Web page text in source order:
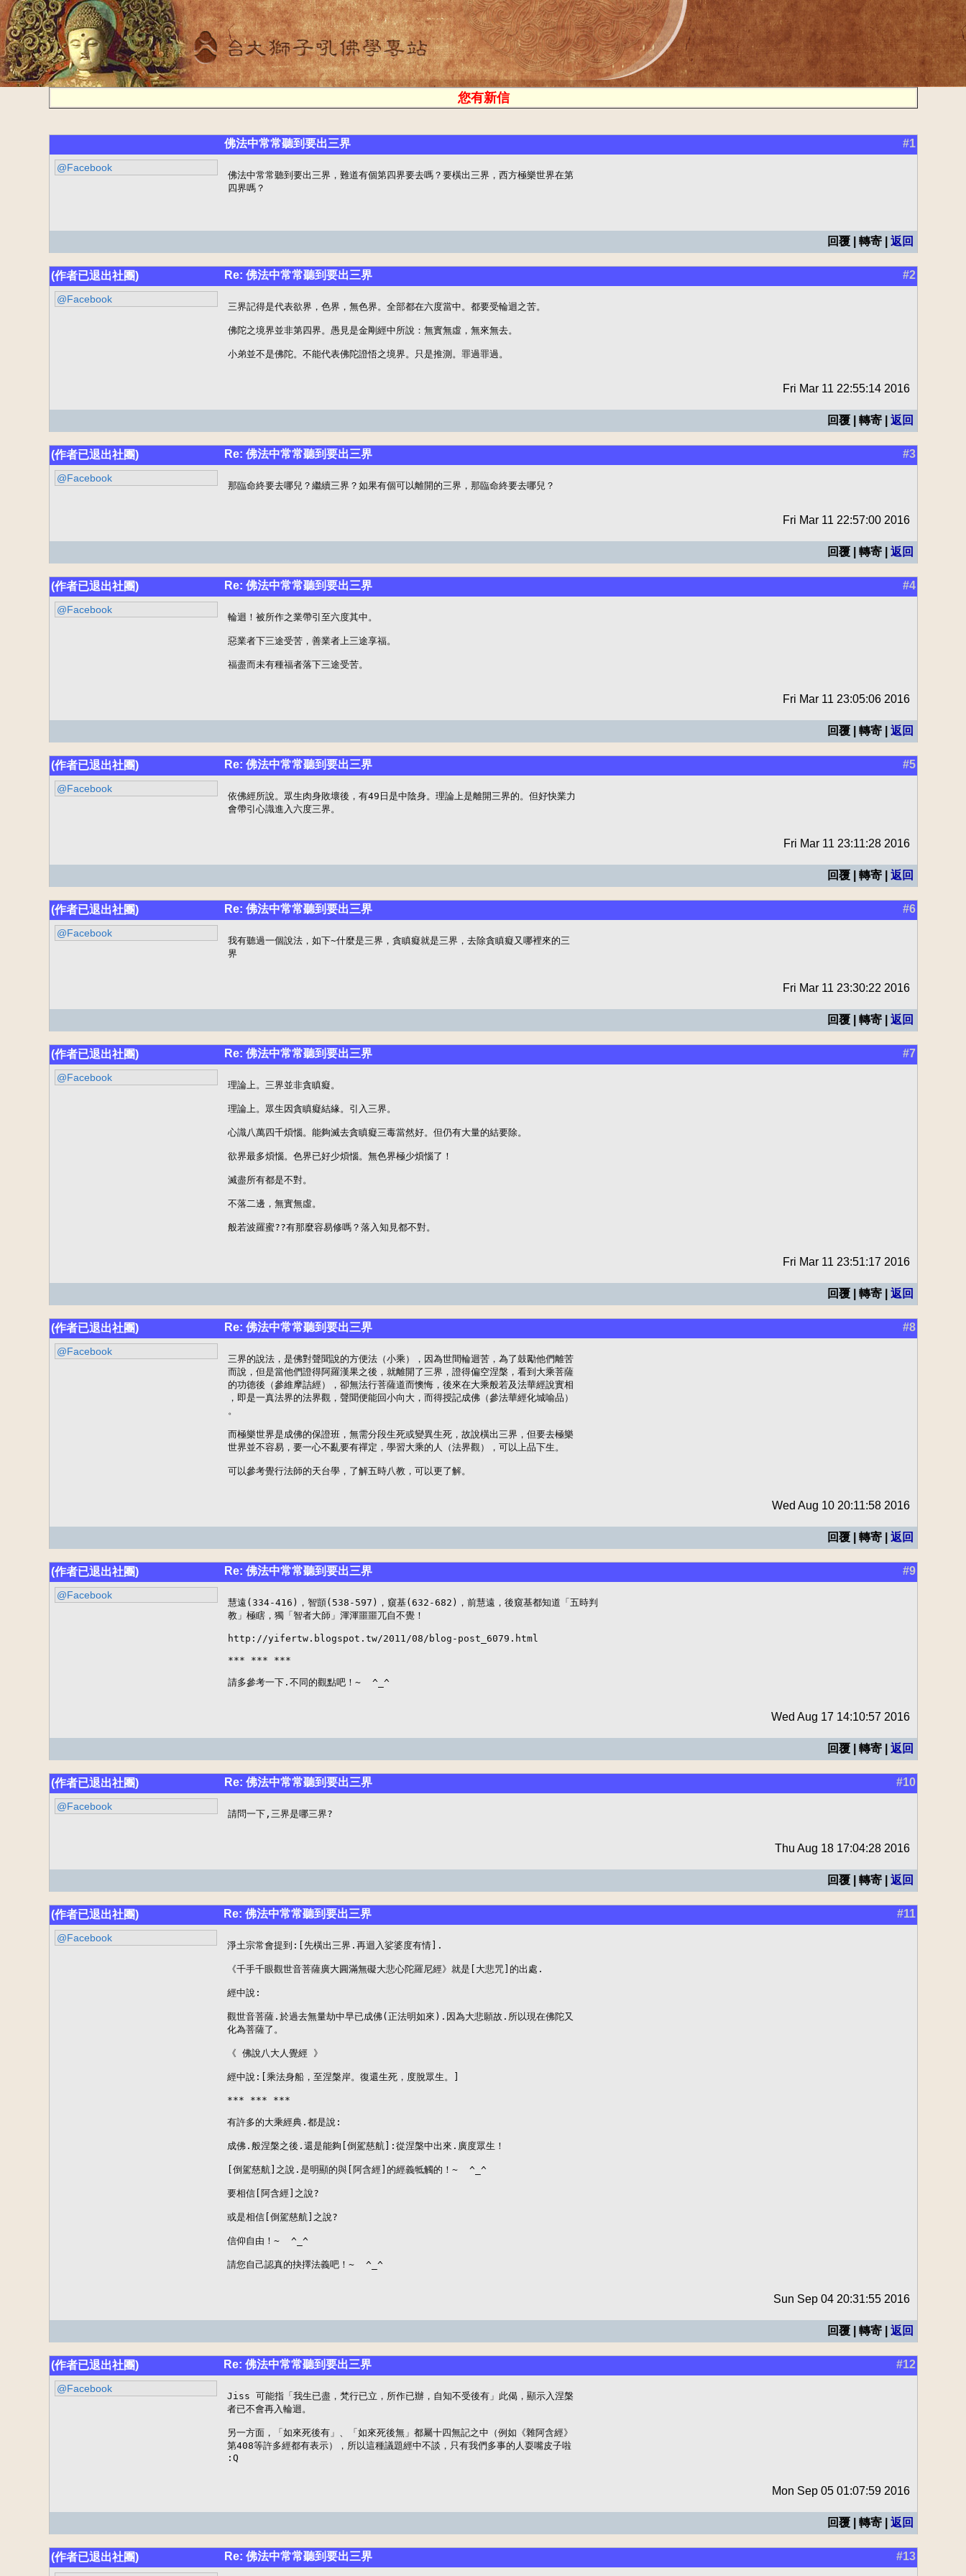
您有新信
佛法中常常聽到要出三界 #1
@Facebook
佛法中常常聽到要出三界，難道有個第四界要去嗎？要橫出三界，西方極樂世界在第
四界嗎？
回覆 | 轉寄 | 返回
(作者已退出社團) Re: 佛法中常常聽到要出三界 #2
@Facebook
三界記得是代表欲界，色界，無色界。全部都在六度當中。都要受輪迴之苦。
佛陀之境界並非第四界。愚見是金剛經中所說：無實無虛，無來無去。
小弟並不是佛陀。不能代表佛陀證悟之境界。只是推測。罪過罪過。
Fri Mar 11 22:55:14 2016
回覆 | 轉寄 | 返回
(作者已退出社團) Re: 佛法中常常聽到要出三界 #3
@Facebook
那臨命終要去哪兒？繼續三界？如果有個可以離開的三界，那臨命終要去哪兒？
Fri Mar 11 22:57:00 2016
回覆 | 轉寄 | 返回
(作者已退出社團) Re: 佛法中常常聽到要出三界 #4
@Facebook
輪迴！被所作之業帶引至六度其中。
惡業者下三途受苦，善業者上三途享福。
福盡而未有種福者落下三途受苦。
Fri Mar 11 23:05:06 2016
回覆 | 轉寄 | 返回
(作者已退出社團) Re: 佛法中常常聽到要出三界 #5
@Facebook
依佛經所說。眾生肉身敗壞後，有49日是中陰身。理論上是離開三界的。但好快業力
會帶引心識進入六度三界。
Fri Mar 11 23:11:28 2016
回覆 | 轉寄 | 返回
(作者已退出社團) Re: 佛法中常常聽到要出三界 #6
@Facebook
我有聽過一個說法，如下~什麼是三界，貪瞋癡就是三界，去除貪瞋癡又哪裡來的三
界
Fri Mar 11 23:30:22 2016
回覆 | 轉寄 | 返回
(作者已退出社團) Re: 佛法中常常聽到要出三界 #7
@Facebook
理論上。三界並非貪瞋癡。
理論上。眾生因貪瞋癡結緣。引入三界。
心識八萬四千煩惱。能夠滅去貪瞋癡三毒當然好。但仍有大量的結要除。
欲界最多煩惱。色界已好少煩惱。無色界極少煩惱了！
滅盡所有都是不對。
不落二邊，無實無虛。
般若波羅蜜??有那麼容易修嗎？落入知見都不對。
Fri Mar 11 23:51:17 2016
回覆 | 轉寄 | 返回
(作者已退出社團) Re: 佛法中常常聽到要出三界 #8
@Facebook
三界的說法，是佛對聲聞說的方便法（小乘），因為世間輪迴苦，為了鼓勵他們離苦
而說，但是當他們證得阿羅漢果之後，就離開了三界，證得偏空涅槃，看到大乘菩薩
的功德後（參維摩詰經），卻無法行菩薩道而懊悔，後來在大乘般若及法華經說實相
，即是一真法界的法界觀，聲聞便能回小向大，而得授記成佛（參法華經化城喻品）
。
而極樂世界是成佛的保證班，無需分段生死或變異生死，故說橫出三界，但要去極樂
世界並不容易，要一心不亂要有禪定，學習大乘的人（法界觀），可以上品下生。
可以參考覺行法師的天台學，了解五時八教，可以更了解。
Wed Aug 10 20:11:58 2016
回覆 | 轉寄 | 返回
(作者已退出社團) Re: 佛法中常常聽到要出三界 #9
@Facebook
慧遠(334-416)，智顗(538-597)，窺基(632-682)，前慧遠，後窺基都知道「五時判
教」極瞎，獨「智者大師」渾渾噩噩兀自不覺！
http://yifertw.blogspot.tw/2011/08/blog-post_6079.html
*** *** ***
請多參考一下.不同的觀點吧！~  ^_^
Wed Aug 17 14:10:57 2016
回覆 | 轉寄 | 返回
(作者已退出社團) Re: 佛法中常常聽到要出三界 #10
@Facebook
請問一下,三界是哪三界?
Thu Aug 18 17:04:28 2016
回覆 | 轉寄 | 返回
(作者已退出社團) Re: 佛法中常常聽到要出三界 #11
@Facebook
淨土宗常會提到:[先橫出三界.再迴入娑婆度有情].
《千手千眼觀世音菩薩廣大圓滿無礙大悲心陀羅尼經》就是[大悲咒]的出處.
經中說:
觀世音菩薩.於過去無量劫中早已成佛(正法明如來).因為大悲願故.所以現在佛陀又
化為菩薩了。
《 佛說八大人覺經 》
經中說:[乘法身船，至涅槃岸。復還生死，度脫眾生。]
*** *** ***
有許多的大乘經典.都是說:
成佛.般涅槃之後.還是能夠[倒駕慈航]:從涅槃中出來.廣度眾生！
[倒駕慈航]之說.是明顯的與[阿含經]的經義牴觸的！~  ^_^
要相信[阿含經]之說?
或是相信[倒駕慈航]之說?
信仰自由！~  ^_^
請您自己認真的抉擇法義吧！~  ^_^
Sun Sep 04 20:31:55 2016
回覆 | 轉寄 | 返回
(作者已退出社團) Re: 佛法中常常聽到要出三界 #12
@Facebook
Jiss 可能指「我生已盡，梵行已立，所作已辦，自知不受後有」此偈，顯示入涅槃
者已不會再入輪迴。
另一方面，「如來死後有」、「如來死後無」都屬十四無記之中（例如《雜阿含經》
第408等許多經都有表示），所以這種議題經中不談，只有我們多事的人耍嘴皮子啦
:Q
Mon Sep 05 01:07:59 2016
回覆 | 轉寄 | 返回
(作者已退出社團) Re: 佛法中常常聽到要出三界 #13